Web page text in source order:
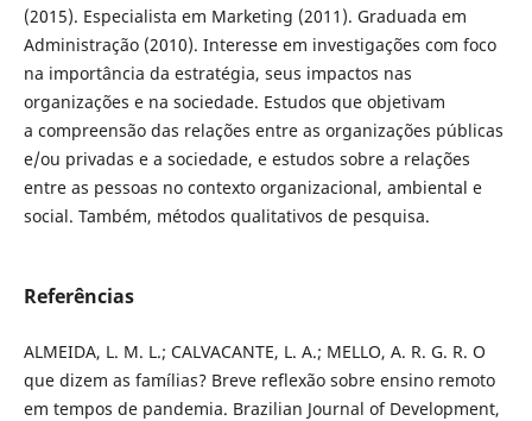
(2015). Especialista em Marketing (2011). Graduada em
Administração (2010). Interesse em investigações com foco
na importância da estratégia, seus impactos nas
organizações e na sociedade. Estudos que objetivam
a compreensão das relações entre as organizações públicas
e/ou privadas e a sociedade, e estudos sobre a relações
entre as pessoas no contexto organizacional, ambiental e
social. Também, métodos qualitativos de pesquisa.
Referências
ALMEIDA, L. M. L.; CALVACANTE, L. A.; MELLO, A. R. G. R. O
que dizem as famílias? Breve reflexão sobre ensino remoto
em tempos de pandemia. Brazilian Journal of Development,